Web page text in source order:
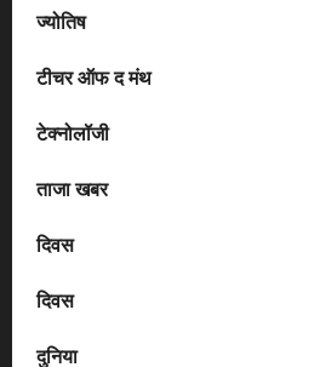
ज्योतिष
टीचर ऑफ द मंथ
टेक्नोलॉजी
ताजा खबर
दिवस
दिवस
दुनिया